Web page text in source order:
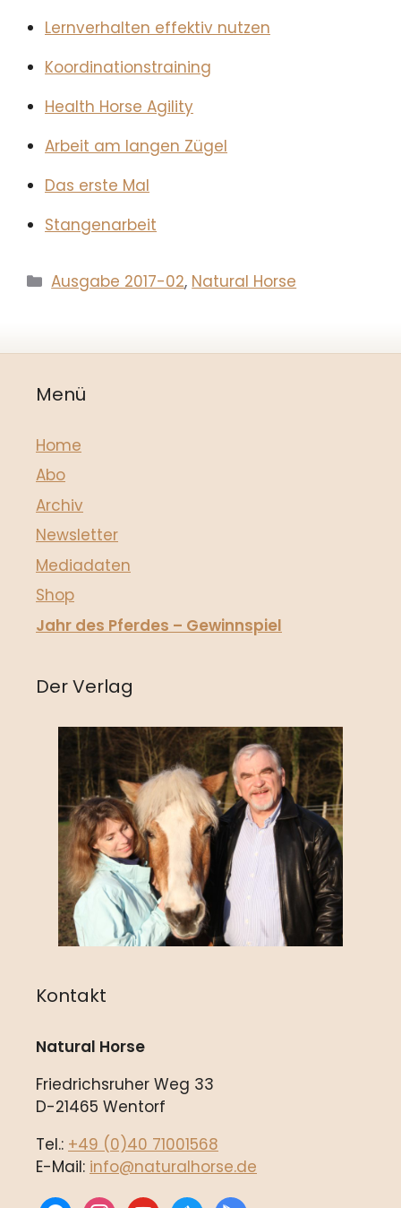
Lernverhalten effektiv nutzen
Koordinationstraining
Health Horse Agility
Arbeit am langen Zügel
Das erste Mal
Stangenarbeit
Kategorien
Ausgabe 2017-02, Natural Horse
Menü
Home
Abo
Archiv
Newsletter
Mediadaten
Shop
Jahr des Pferdes – Gewinnspiel
Der Verlag
Kontakt
Natural Horse
Friedrichsruher Weg 33
D-21465 Wentorf
Tel.: +49 (0)40 71001568
E-Mail: info@naturalhorse.de